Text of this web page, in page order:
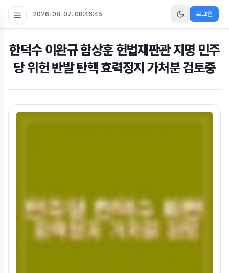
2026. 08. 07. 08:46:46 로그인
한덕수 이완규 함상훈 헌법재판관 지명 민주
당 위헌 반발 탄핵 효력정지 가처분 검토중